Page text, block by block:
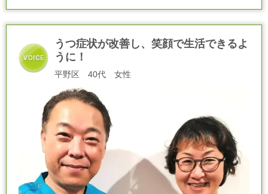
うつ症状が改善し、笑顔で生活できるよ
うに！
平野区 40代 女性